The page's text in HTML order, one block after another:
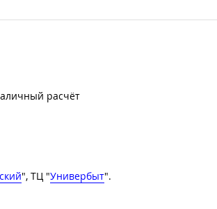
расчёт
", ТЦ "Универбыт".